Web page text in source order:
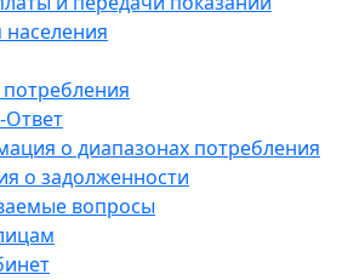
Ответ
о диапазонах потребления
о задолженности
вопросы